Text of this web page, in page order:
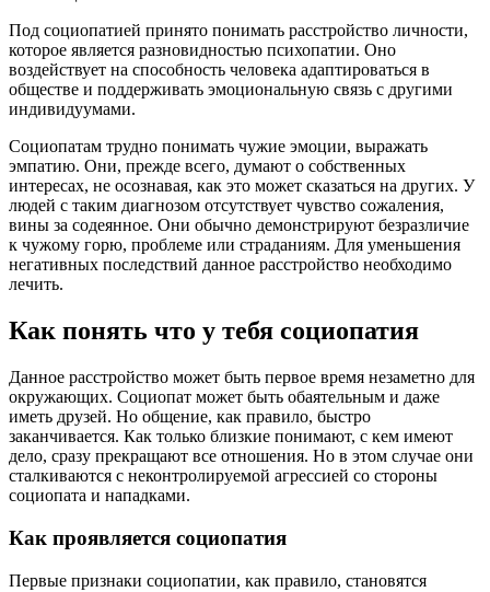
Под социопатией принято понимать расстройство личности,
которое является разновидностью психопатии. Оно
воздействует на способность человека адаптироваться в
обществе и поддерживать эмоциональную связь с другими
индивидуумами.
Социопатам трудно понимать чужие эмоции, выражать
эмпатию. Они, прежде всего, думают о собственных
интересах, не осознавая, как это может сказаться на других. У
людей с таким диагнозом отсутствует чувство сожаления,
вины за содеянное. Они обычно демонстрируют безразличие
к чужому горю, проблеме или страданиям. Для уменьшения
негативных последствий данное расстройство необходимо
лечить.
Как понять что у тебя социопатия
Данное расстройство может быть первое время незаметно для
окружающих. Социопат может быть обаятельным и даже
иметь друзей. Но общение, как правило, быстро
заканчивается. Как только близкие понимают, с кем имеют
дело, сразу прекращают все отношения. Но в этом случае они
сталкиваются с неконтролируемой агрессией со стороны
социопата и нападками.
Как проявляется социопатия
Первые признаки социопатии, как правило, становятся